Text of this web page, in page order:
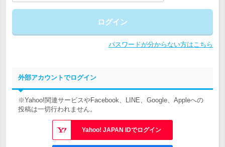
ログイン
パスワードが分からない方はこちら
外部アカウントでログイン
※Yahoo!関連サービスやFacebook、LINE、Google、Appleへの
投稿は一切行われません。
Yahoo! JAPAN IDでログイン